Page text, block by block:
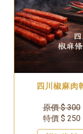
四川椒麻肉
原價 $ 300
特價 $ 250